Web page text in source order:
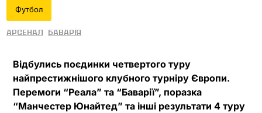
Футбол
Арсенал Баварія
Відбулись поєдинки четвертого туру
найпрестижнішого клубного турніру Європи.
Перемоги “Реала” та “Баварії”, поразка
“Манчестер Юнайтед” та інші результати 4 туру